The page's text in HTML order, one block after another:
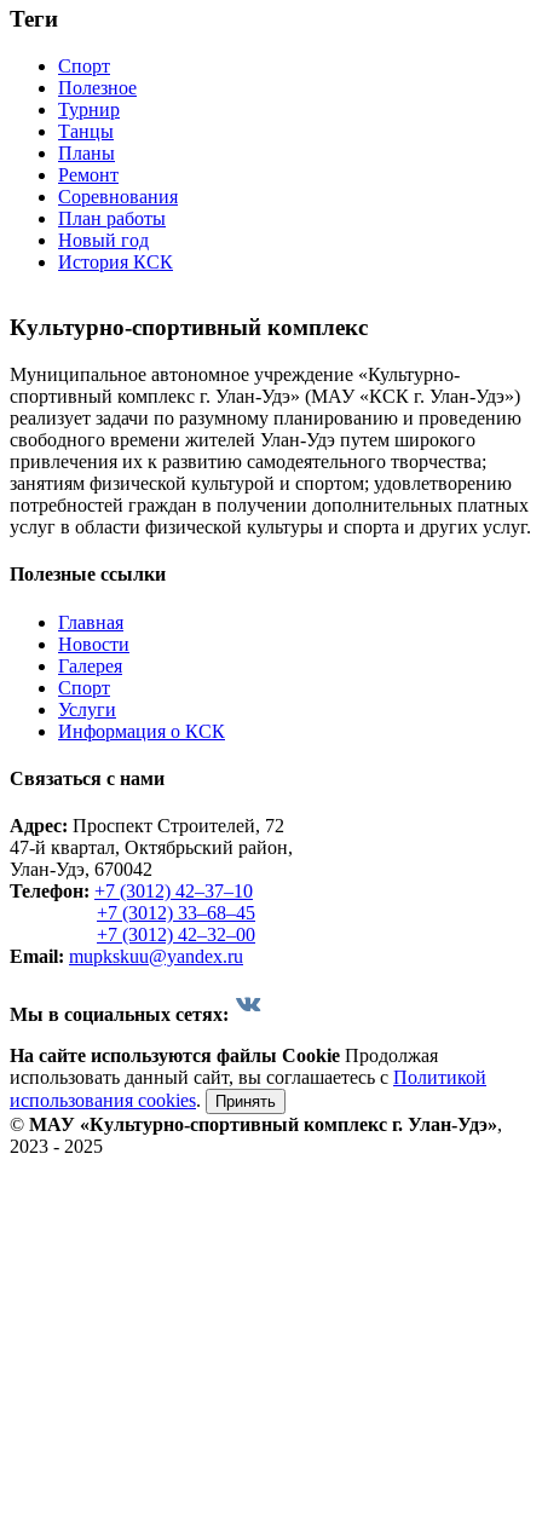
Теги
Спорт
Полезное
Турнир
Танцы
Планы
Ремонт
Соревнования
План работы
Новый год
История КСК
Культурно-спортивный комплекс
Муниципальное автономное учреждение «Культурно-
спортивный комплекс г. Улан-Удэ» (МАУ «КСК г. Улан-Удэ»)
реализует задачи по разумному планированию и проведению
свободного времени жителей Улан-Удэ путем широкого
привлечения их к развитию самодеятельного творчества;
занятиям физической культурой и спортом; удовлетворению
потребностей граждан в получении дополнительных платных
услуг в области физической культуры и спорта и других услуг.
Полезные ссылки
Главная
Новости
Галерея
Спорт
Услуги
Информация о КСК
Связаться с нами
Адрес: Проспект Строителей, 72
47-й квартал, Октябрьский район,
Улан-Удэ, 670042
Телефон: +7 (3012) 42‒37‒10
+7 (3012) 33‒68‒45
+7 (3012) 42‒32‒00
Email: mupkskuu@yandex.ru
Мы в социальных сетях:
На сайте используются файлы Cookie Продолжая
использовать данный сайт, вы соглашаетесь с Политикой
использования cookies. Принять
© МАУ «Культурно-спортивный комплекс г. Улан-Удэ»,
2023 - 2025